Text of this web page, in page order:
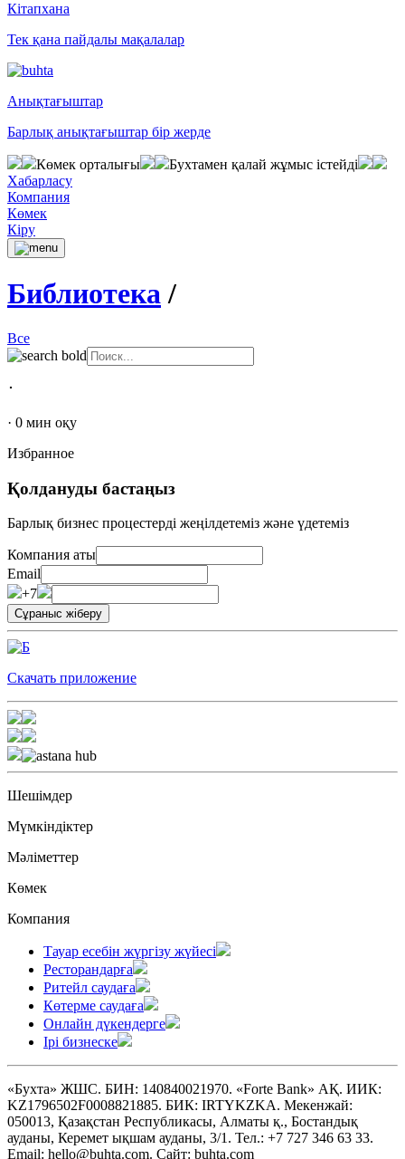
Кітапхана
Тек қана пайдалы мақалалар
Анықтағыштар
Барлық анықтағыштар бір жерде
Көмек орталығы
Бухтамен қалай жұмыс істейді
Хабарласу
Компания
Көмек
Кіру
Библиотека/
Все
･
· 0 мин оқу
Избранное
Қолдануды бастаңыз
Барлық бизнес процестерді жеңілдетеміз және үдетеміз
Компания аты
Email
+7
Скачать приложение
Шешімдер
Мүмкіндіктер
Мәліметтер
Көмек
Компания
Тауар есебін жүргізу жүйесі
Ресторандарға
Ритейл саудаға
Көтерме саудаға
Онлайн дүкендерге
Ірі бизнеске
«Бухта» ЖШС. БИН: 140840021970. «Forte Bank» АҚ. ИИК:
KZ1796502F0008821885. БИК: IRTYKZKA. Мекенжай:
050013, Қазақстан Республикасы, Алматы қ., Бостандық
ауданы, Керемет ықшам ауданы, 3/1. Тел.: +7 727 346 63 33.
Email: hello@buhta.com. Сайт: buhta.com